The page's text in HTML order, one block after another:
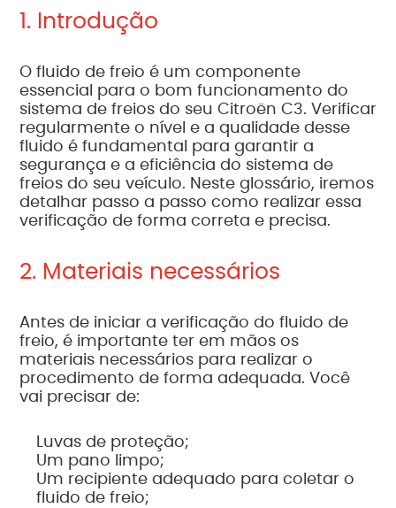
1. Introdução
O fluido de freio é um componente
essencial para o bom funcionamento do
sistema de freios do seu Citroën C3. Verificar
regularmente o nível e a qualidade desse
fluido é fundamental para garantir a
segurança e a eficiência do sistema de
freios do seu veículo. Neste glossário, iremos
detalhar passo a passo como realizar essa
verificação de forma correta e precisa.
2. Materiais necessários
Antes de iniciar a verificação do fluido de
freio, é importante ter em mãos os
materiais necessários para realizar o
procedimento de forma adequada. Você
vai precisar de:
Luvas de proteção;
Um pano limpo;
Um recipiente adequado para coletar o
fluido de freio;